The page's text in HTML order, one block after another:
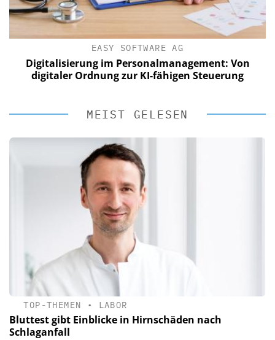
EASY SOFTWARE AG
Digitalisierung im Personalmanagement: Von
digitaler Ordnung zur KI-fähigen Steuerung
MEIST GELESEN
TOP-THEMEN • LABOR
Bluttest gibt Einblicke in Hirnschäden nach
Schlaganfall